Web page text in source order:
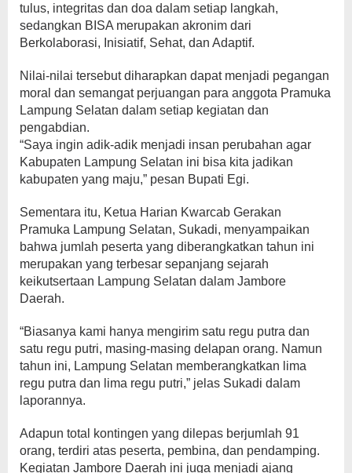
tulus, integritas dan doa dalam setiap langkah,
sedangkan BISA merupakan akronim dari
Berkolaborasi, Inisiatif, Sehat, dan Adaptif.
Nilai-nilai tersebut diharapkan dapat menjadi pegangan
moral dan semangat perjuangan para anggota Pramuka
Lampung Selatan dalam setiap kegiatan dan
pengabdian.
“Saya ingin adik-adik menjadi insan perubahan agar
Kabupaten Lampung Selatan ini bisa kita jadikan
kabupaten yang maju,” pesan Bupati Egi.
Sementara itu, Ketua Harian Kwarcab Gerakan
Pramuka Lampung Selatan, Sukadi, menyampaikan
bahwa jumlah peserta yang diberangkatkan tahun ini
merupakan yang terbesar sepanjang sejarah
keikutsertaan Lampung Selatan dalam Jambore
Daerah.
“Biasanya kami hanya mengirim satu regu putra dan
satu regu putri, masing-masing delapan orang. Namun
tahun ini, Lampung Selatan memberangkatkan lima
regu putra dan lima regu putri,” jelas Sukadi dalam
laporannya.
Adapun total kontingen yang dilepas berjumlah 91
orang, terdiri atas peserta, pembina, dan pendamping.
Kegiatan Jambore Daerah ini juga menjadi ajang